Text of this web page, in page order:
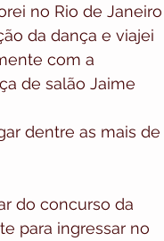
no Rio de Janeiro
da dança e viajei
com a
de salão Jaime
dentre as mais de
do concurso da
para ingressar no